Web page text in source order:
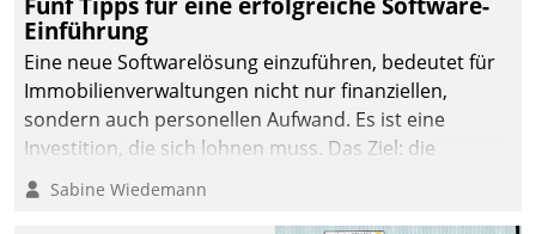
Einführung
Eine neue Softwarelösung einzuführen, bedeutet für
Immobilienverwaltungen nicht nur finanziellen,
sondern auch personellen Aufwand. Es ist eine
Investition, die sich lohnen muss. Das Ziel: die
nachhaltige Optimierung der Geschäftsabläufe. Damit
dieses Ziel erreicht wird, sollten einige Grundregeln
Sabine Wiedemann